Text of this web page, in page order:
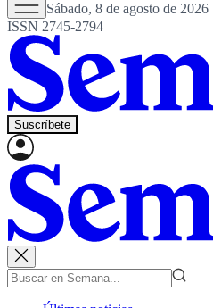
Sábado, 8 de agosto de 2026
ISSN 2745-2794
Suscríbete